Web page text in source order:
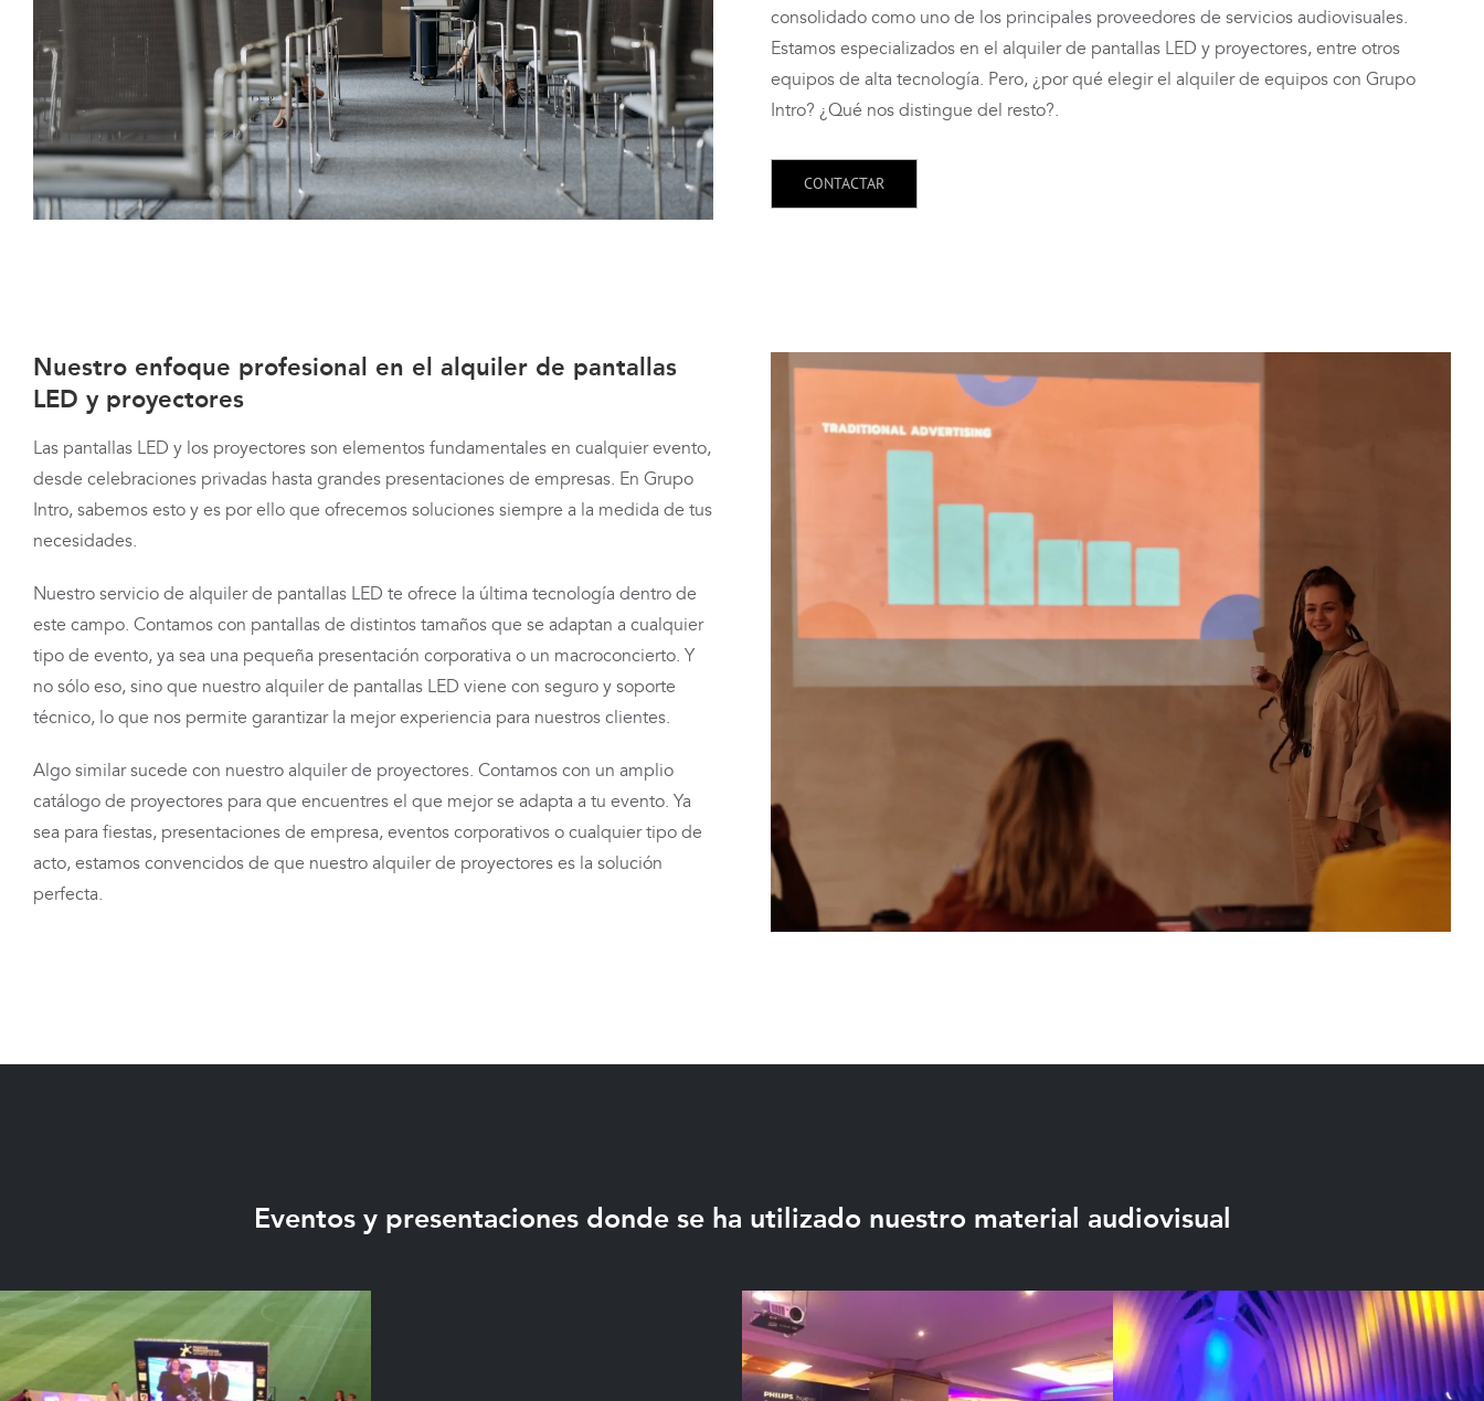
consolidado como uno de los principales proveedores de servicios audiovisuales.
Estamos especializados en el alquiler de pantallas LED y proyectores, entre otros
equipos de alta tecnología. Pero, ¿por qué elegir el alquiler de equipos con Grupo
Intro? ¿Qué nos distingue del resto?.
CONTACTAR
Nuestro enfoque profesional en el alquiler de pantallas
LED y proyectores
Las pantallas LED y los proyectores son elementos fundamentales en cualquier evento,
desde celebraciones privadas hasta grandes presentaciones de empresas. En Grupo
Intro, sabemos esto y es por ello que ofrecemos soluciones siempre a la medida de tus
necesidades.
Nuestro servicio de alquiler de pantallas LED te ofrece la última tecnología dentro de
este campo. Contamos con pantallas de distintos tamaños que se adaptan a cualquier
tipo de evento, ya sea una pequeña presentación corporativa o un macroconcierto. Y
no sólo eso, sino que nuestro alquiler de pantallas LED viene con seguro y soporte
técnico, lo que nos permite garantizar la mejor experiencia para nuestros clientes.
Algo similar sucede con nuestro alquiler de proyectores. Contamos con un amplio
catálogo de proyectores para que encuentres el que mejor se adapta a tu evento. Ya
sea para fiestas, presentaciones de empresa, eventos corporativos o cualquier tipo de
acto, estamos convencidos de que nuestro alquiler de proyectores es la solución
perfecta.
Eventos y presentaciones donde se ha utilizado nuestro material audiovisual